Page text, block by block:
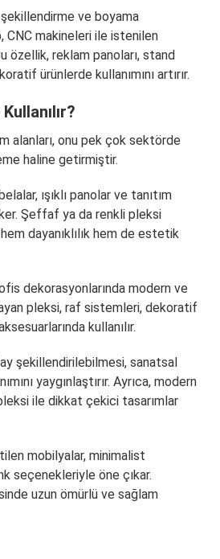
ve boyama
CNC makineleri ile istenilen
özellik, reklam panoları, stand
ürünlerde kullanımını artırır.
alanları, onu pek çok sektörde
haline getirmiştir.
ışıklı panolar ve tanıtım
Şeffaf ya da renkli pleksi
dayanıklılık hem de estetik
dekorasyonlarında modern ve
pleksi, raf sistemleri, dekoratif
kullanılır.
şekillendirilebilmesi, sanatsal
yaygınlaştırır. Ayrıca, modern
ile dikkat çekici tasarımlar
mobilyalar, minimalist
seçenekleriyle öne çıkar.
uzun ömürlü ve sağlam